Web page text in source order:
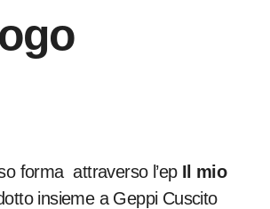
forma attraverso l’ep Il mio
insieme a Geppi Cuscito